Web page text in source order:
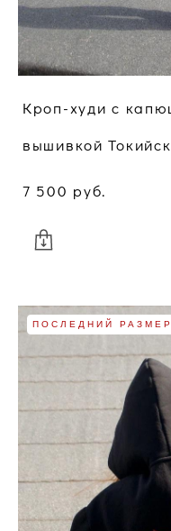
Кроп-худи с
вышивкой
7 500 pуб.
ПОСЛЕДНИЙ